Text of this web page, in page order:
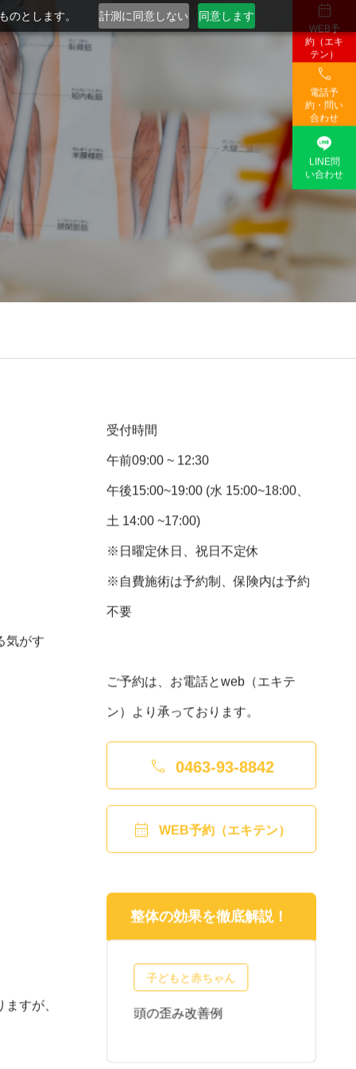
のとします。 計測に同意しない 同意します 
WEB予
約（エキ
テン）

電話予
約・問い
合わせ

LINE問
い合わせ
気がす
すが、
受付時間
午前09:00 ~ 12:30
午後15:00~19:00 (水 15:00~18:00、
土 14:00 ~17:00)
※日曜定休日、祝日不定休
※自費施術は予約制、保険内は予約
不要
ご予約は、お電話とweb（エキテ
ン）より承っております。
 0463-93-8842
 WEB予約（エキテン）
整体の効果を徹底解説！
・産後の不
子どもと赤ちゃん
頭の歪み改善例